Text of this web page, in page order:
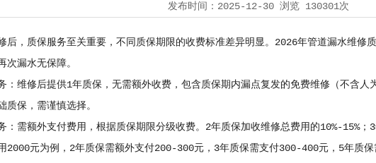
发布时间： 2025-12-30 浏览 130301次
后，质保服务至关重要，不同质保期限的收费标准差异明显。2026年管道漏水维修
次漏水无保障。
：维修后提供1年质保，无需额外收费，包含质保期内漏点复发的免费维修（不含
质保，需谨慎选择。
：需额外支付费用，根据质保期限分级收费。2年质保加收维修总费用的10%-15%；3
2000元为例，2年质保需额外支付200-300元，3年质保需支付300-400元，5年质保